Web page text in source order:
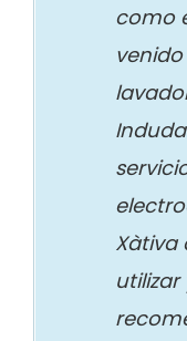
como
Xàtiva
utilizar